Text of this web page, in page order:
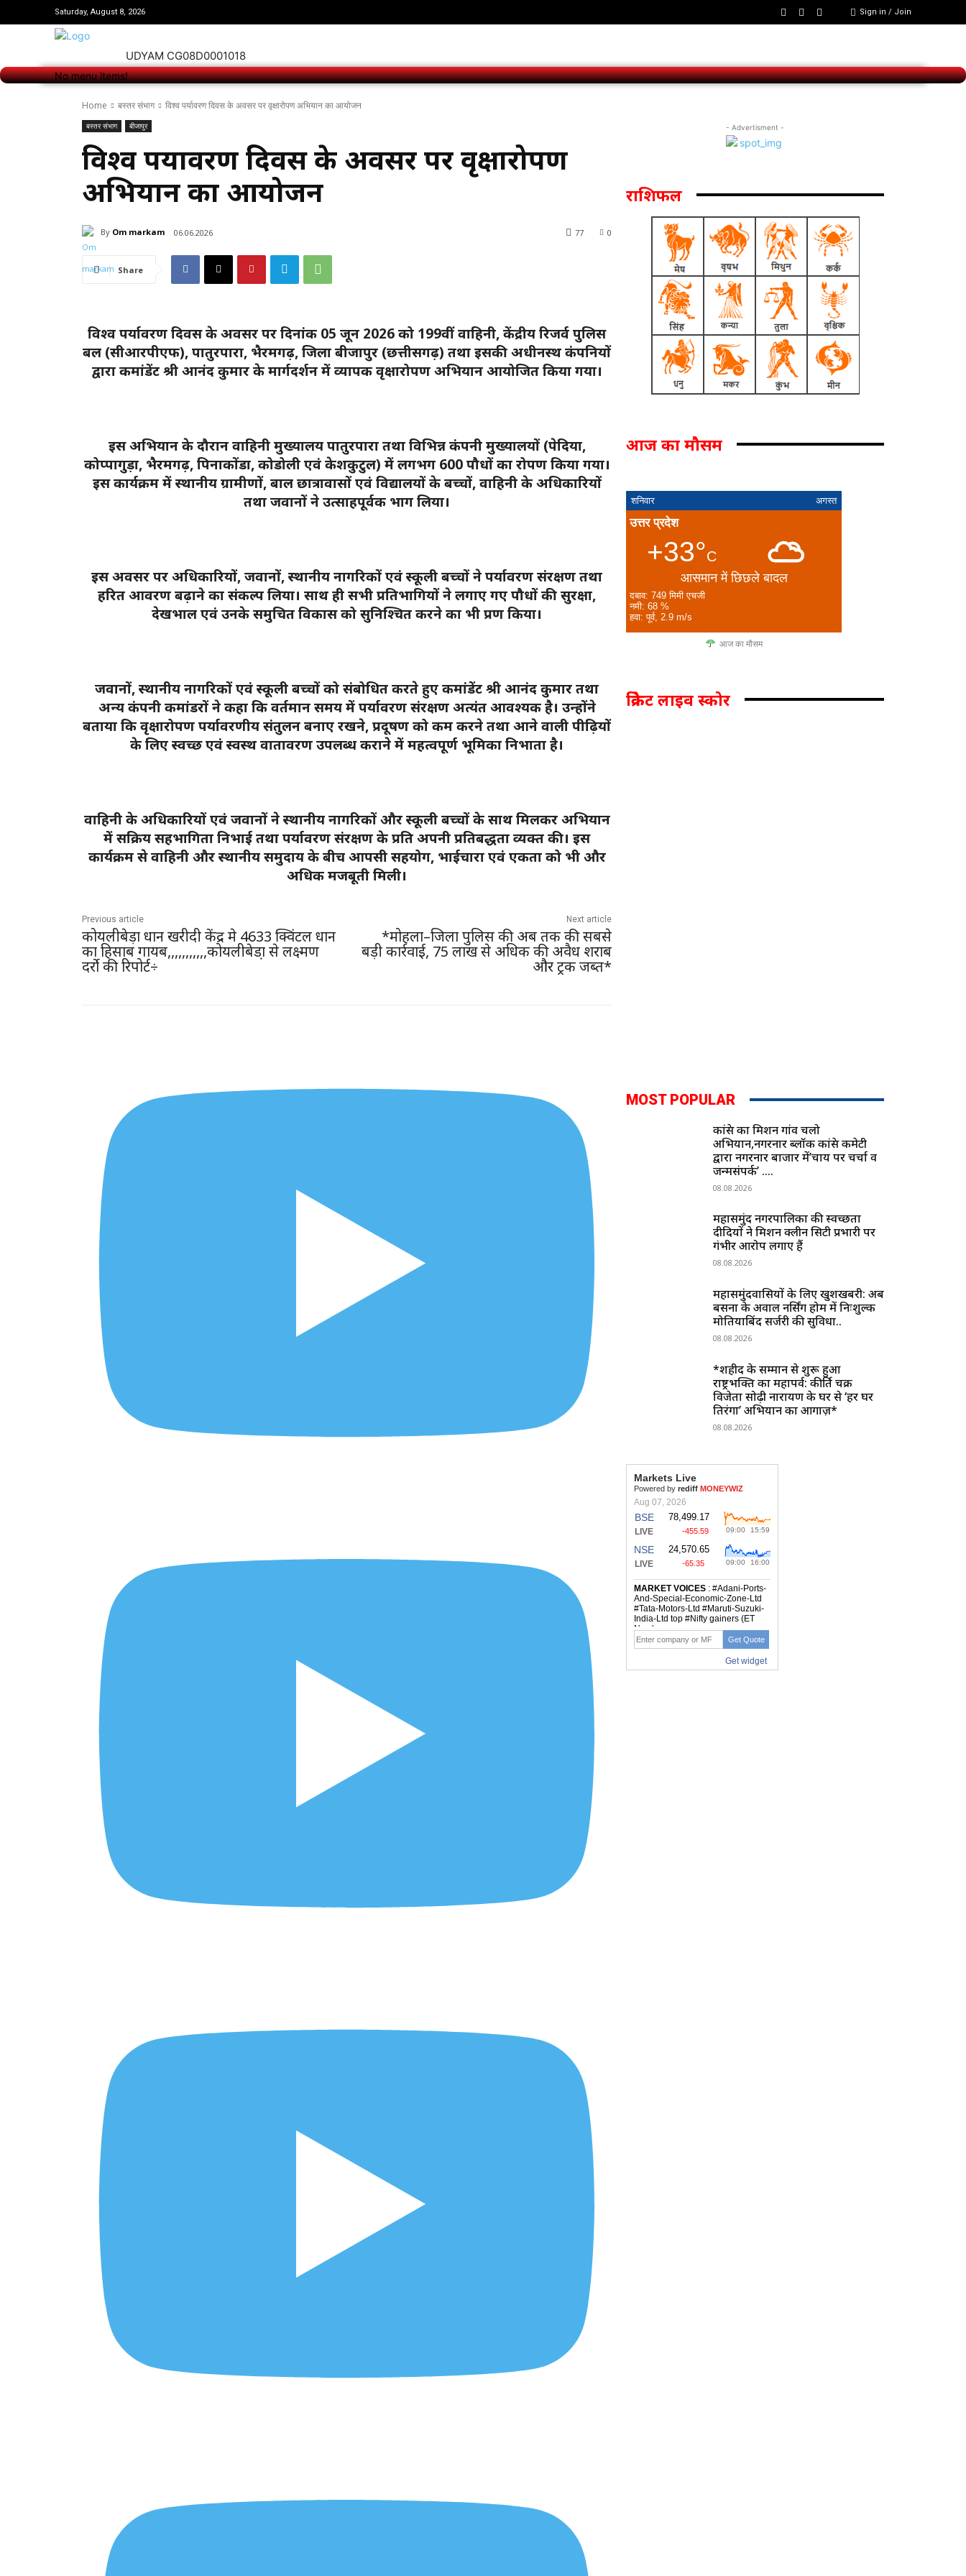
Saturday, August 8, 2026 Sign in / Join
UDYAM CG08D0001018
No menu items!
Home बस्तर संभाग विश्व पर्यावरण दिवस के अवसर पर वृक्षारोपण अभियान का आयोजन
बस्तर संभाग बीजापुर
विश्व पर्यावरण दिवस के अवसर पर वृक्षारोपण
अभियान का आयोजन
By Om markam 06.06.2026 0
77
Share
विश्व पर्यावरण दिवस के अवसर पर दिनांक 05 जून 2026 को 199वीं वाहिनी, केंद्रीय रिजर्व पुलिस
बल (सीआरपीएफ), पातुरपारा, भैरमगढ़, जिला बीजापुर (छत्तीसगढ़) तथा इसकी अधीनस्थ कंपनियों
द्वारा कमांडेंट श्री आनंद कुमार के मार्गदर्शन में व्यापक वृक्षारोपण अभियान आयोजित किया गया।
इस अभियान के दौरान वाहिनी मुख्यालय पातुरपारा तथा विभिन्न कंपनी मुख्यालयों (पेदिया,
कोप्पागुड़ा, भैरमगढ़, पिनाकोंडा, कोडोली एवं केशकुटुल) में लगभग 600 पौधों का रोपण किया गया।
इस कार्यक्रम में स्थानीय ग्रामीणों, बाल छात्रावासों एवं विद्यालयों के बच्चों, वाहिनी के अधिकारियों
तथा जवानों ने उत्साहपूर्वक भाग लिया।
इस अवसर पर अधिकारियों, जवानों, स्थानीय नागरिकों एवं स्कूली बच्चों ने पर्यावरण संरक्षण तथा
हरित आवरण बढ़ाने का संकल्प लिया। साथ ही सभी प्रतिभागियों ने लगाए गए पौधों की सुरक्षा,
देखभाल एवं उनके समुचित विकास को सुनिश्चित करने का भी प्रण किया।
जवानों, स्थानीय नागरिकों एवं स्कूली बच्चों को संबोधित करते हुए कमांडेंट श्री आनंद कुमार तथा
अन्य कंपनी कमांडरों ने कहा कि वर्तमान समय में पर्यावरण संरक्षण अत्यंत आवश्यक है। उन्होंने
बताया कि वृक्षारोपण पर्यावरणीय संतुलन बनाए रखने, प्रदूषण को कम करने तथा आने वाली पीढ़ियों
के लिए स्वच्छ एवं स्वस्थ वातावरण उपलब्ध कराने में महत्वपूर्ण भूमिका निभाता है।
वाहिनी के अधिकारियों एवं जवानों ने स्थानीय नागरिकों और स्कूली बच्चों के साथ मिलकर अभियान
में सक्रिय सहभागिता निभाई तथा पर्यावरण संरक्षण के प्रति अपनी प्रतिबद्धता व्यक्त की। इस
कार्यक्रम से वाहिनी और स्थानीय समुदाय के बीच आपसी सहयोग, भाईचारा एवं एकता को भी और
अधिक मजबूती मिली।
Previous article
कोयलीबेड़ा धान खरीदी केंद्र मे 4633 क्विंटल धान
का हिसाब गायब,,,,,,,,,,,कोयलीबेडा़ से लक्ष्मण
दर्रो की रिपोर्ट÷
Next article
*मोहला–जिला पुलिस की अब तक की सबसे
बड़ी कार्रवाई, 75 लाख से अधिक की अवैध शराब
और ट्रक जब्त*
- Advertisment -
राशिफल
आज का मौसम
शनिवार अगस्त
उत्तर प्रदेश
+33°C
आसमान में छिछले बादल
दबाव: 749 मिमी एचजी
नमी: 68 %
हवा: पूर्व, 2.9 m/s
आज का मौसम
क्रिकेट लाइव स्कोर
MOST POPULAR
कांग्रेस का मिशन गांव चलो
अभियान,नगरनार ब्लॉक कांग्रेस कमेटी
द्वारा नगरनार बाजार में’चाय पर चर्चा व
जन्मसंपर्क’ ….
08.08.2026
महासमुंद नगरपालिका की स्वच्छता
दीदियों ने मिशन क्लीन सिटी प्रभारी पर
गंभीर आरोप लगाए हैं
08.08.2026
महासमुंदवासियों के लिए खुशखबरी: अब
बसना के अग्रवाल नर्सिंग होम में निःशुल्क
मोतियाबिंद सर्जरी की सुविधा..
08.08.2026
*शहीद के सम्मान से शुरू हुआ
राष्ट्रभक्ति का महापर्व: कीर्ति चक्र
विजेता सोढ़ी नारायण के घर से ‘हर घर
तिरंगा’ अभियान का आगाज़*
08.08.2026